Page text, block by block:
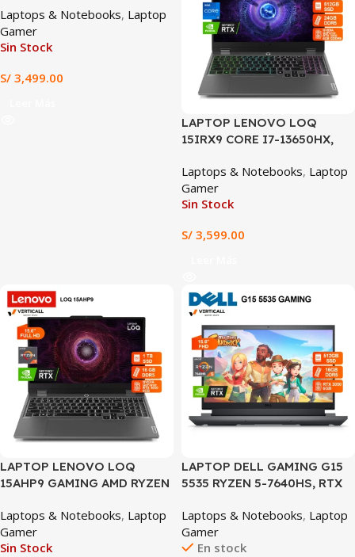
SSD, 15.6″ FHD 144Hz
Laptops & Notebooks, Laptop
Gamer
Sin Stock
S/ 3,499.00
LAPTOP LENOVO LOQ
15IRX9 CORE I7-13650HX,
512GB SSD, 15.6″ FHD 144Hz
Laptops & Notebooks, Laptop
Gamer
Sin Stock
S/ 3,599.00
LAPTOP LENOVO LOQ
15AHP9 GAMING AMD RYZEN
16GB DDR5, 1TB SSD, 15.6
FHD IPS, WIN 11
Laptops & Notebooks, Laptop
Gamer
Sin Stock
SALE
LAPTOP DELL GAMING G15
5535 RYZEN 5-7640HS, RTX
SSD, 15.6″ FHD 120Hz
Laptops & Notebooks, Laptop
Gamer
En stock